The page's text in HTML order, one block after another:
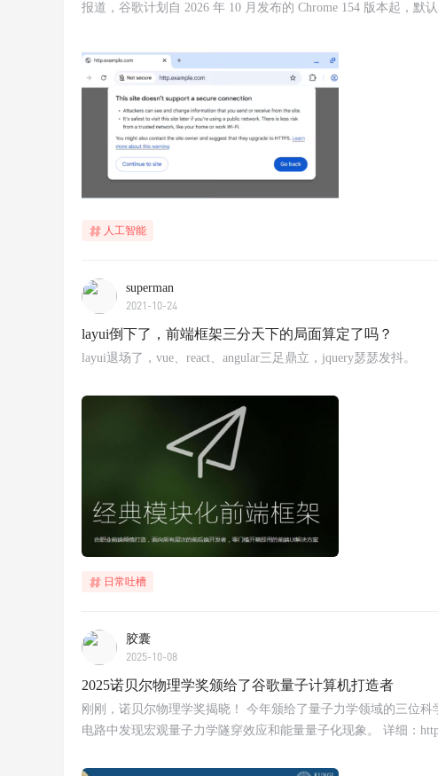
报道，谷歌计划自 2026 年 10 月发布的 Chrome 154 版本起，默
人工智能
superman
2021-10-24
layui倒下了，前端框架三分天下的局面算定了吗？
layui退场了，vue、react、angular三足鼎立，jquery瑟瑟发抖。
日常吐槽
胶囊
2025-10-08
2025诺贝尔物理学奖颁给了谷歌量子计算机打造者
刚刚，诺贝尔物理学奖揭晓！ 今年颁给了量子力学领域的三位科
电路中发现宏观量子力学隧穿效应和能量量子化现象。 详细：